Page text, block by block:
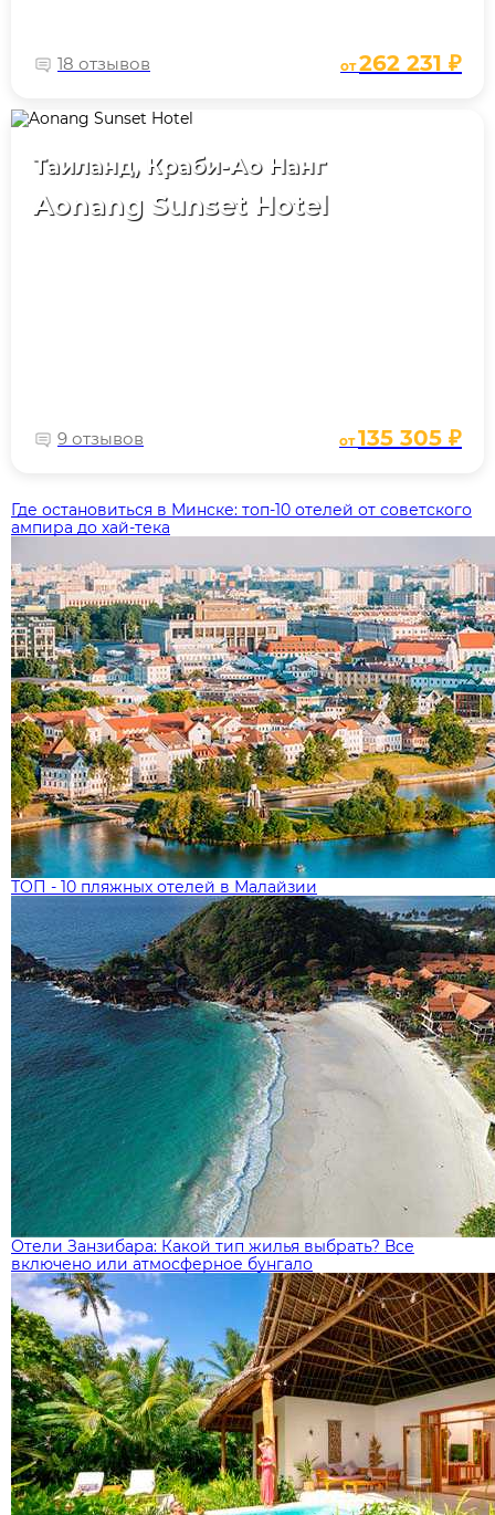
18 отзывов от262 231 ₽
Таиланд, Краби-Ао Нанг
Aonang Sunset Hotel
9 отзывов от135 305 ₽
Где остановиться в Минске: топ‑10 отелей от советского
ампира до хай‑тека
ТОП - 10 пляжных отелей в Малайзии
Отели Занзибара: Какой тип жилья выбрать? Все
включено или атмосферное бунгало